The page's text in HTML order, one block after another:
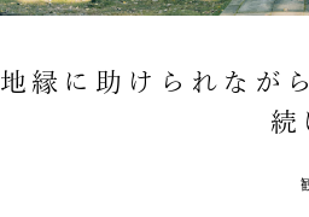
地縁に助けられなが
続